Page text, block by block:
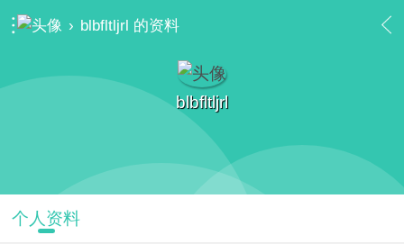
› blbfltljrl 的资料
blbfltljrl
个人资料